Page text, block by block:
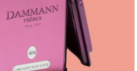
elegant și ușor de oferit.